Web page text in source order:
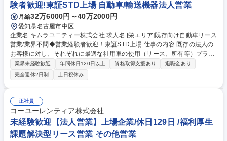
験者歓迎!東証STD上場 自動車/輸送機器法人営業
月給32万6000円～40万2000円
愛知県名古屋市中区
企業名 キムラユニティー株式会社 求人名 [栄エリア]既存向け自動車リース
営業/業界不問◆営業経験者歓迎！東証STD上場 仕事の内容 既存の法人の
お客様に対し、それぞれに最適な社用車の使用（リース、所有等）プラン
を作り、ご契約に繋げる仕事です。 仕事としては「お貸しすること」です
が、そこに至るまでには、走行距離・燃費・メンテナンス実施履歴・予
算・事業計画・財務状況等、細かなことを確認しつつ検討する工程があ
り、結果、お客様の経費削減につながります。納車後は、定期点検・車検
等、契約満了までしっかりとしたお付き合いをし、お客様に安心・安全を
提供します。 募集職種 [栄エリア]既存向け自動車リース営業/業界不問◆営
業経験者歓迎！東証STD上場
業界未経験歓迎 年間休日120日以上 資格取得支援あり
退職金あり
完全週休2日制
土日祝休み
正社員
コーユーレンティア株式会社
未経験歓迎【法人営業】上場企業/休日129日 /福利厚生
課題解決型リース営業 その他営業